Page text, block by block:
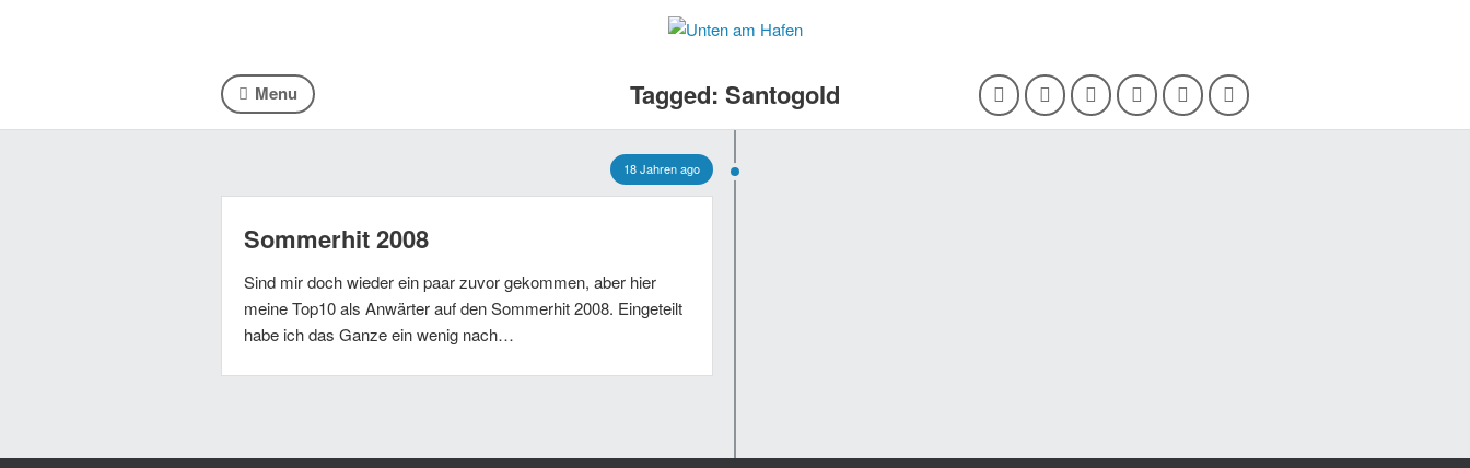
Menu Tagged: Santogold
18 Jahren ago
Sommerhit 2008
Sind mir doch wieder ein paar zuvor gekommen, aber hier
meine Top10 als Anwärter auf den Sommerhit 2008. Eingeteilt
habe ich das Ganze ein wenig nach…